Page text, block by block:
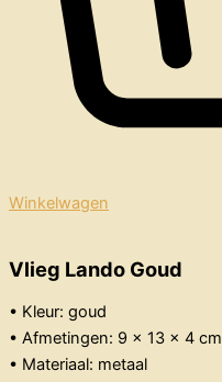
Winkelwagen
Vlieg Lando Goud
• Kleur: goud
• Afmetingen: 9 x 13 x 4 cm
• Materiaal: metaal